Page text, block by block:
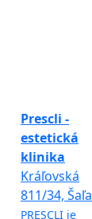
Prescli -
estetická
klinika
Kráľovská
811/34, Šaľa
PRESCLI je